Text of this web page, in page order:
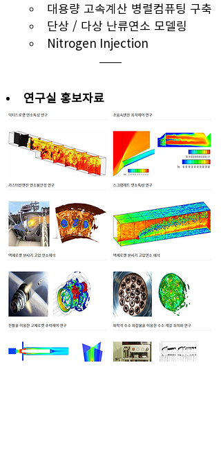
대용량 고속계산 병렬컴퓨팅 구축
단상 / 다상 난류연소 모델링
Nitrogen Injection
연구실 홍보자료